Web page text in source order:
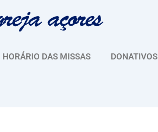
HORÁRIO DAS MISSAS DONATIVOS